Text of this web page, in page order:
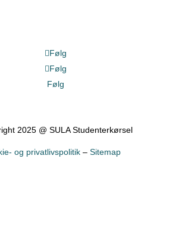
Følg
Følg
Følg
2025 @ SULA Studenterkørsel
og privatlivspolitik– Sitemap